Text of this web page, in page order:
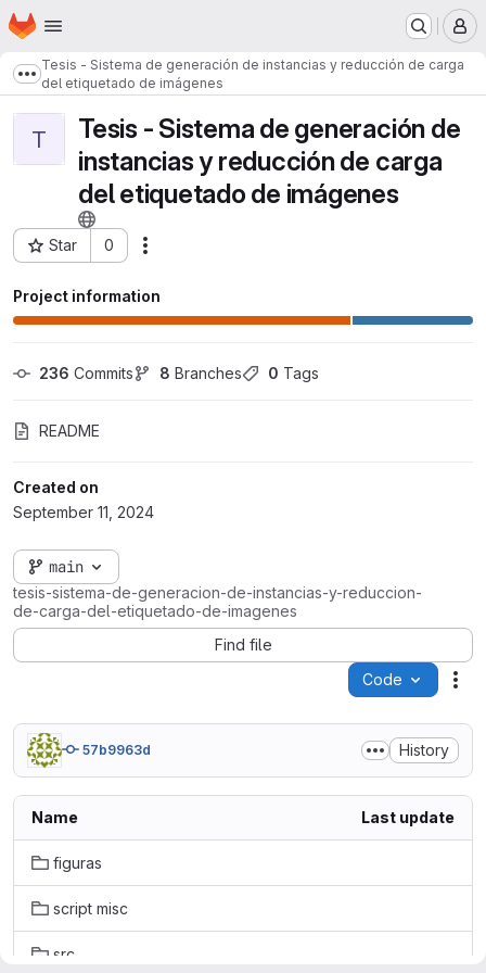
Skip to main content
Homepage
Show more breadcrumbs
Tesis - Sistema de generación de instancias y reducción de carga
del etiquetado de imágenes
T
Tesis - Sistema de generación de
instancias y reducción de carga
del etiquetado de imágenes
Star 0
Project ID: 11699
Project information
236 Commits 8 Branches 0 Tags
README
Created on
September 11, 2024
main
tesis-sistema-de-generacion-de-instancias-y-reduccion-
de-carga-del-etiquetado-de-imagenes
Find file
Code
57b9963d History
Name Last update
figuras
script misc
src